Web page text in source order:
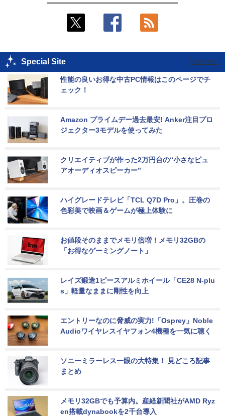
Special Site
性能の良いお得な中古PC情報はこのページでチ
ェック！
Amazon プライムデー過去最安! Anker注目プロ
ジェクター3モデルを使ってみた
クリエイティブが作った2万円台の“小さなピュ
アオーディオスピーカー”
ハイグレードテレビ「TCL Q7D Pro」。圧巻の
色彩美で映画＆ゲームが極上体験に
お値段そのままでメモリ倍増！メモリ32GBの
「お得なゲーミングノート」
レイズ鍛造1ピースアルミホイール「CE28 N-plu
s」軽量なままに剛性を向上
エントリーなのに脅威の実力!「Osprey」Noble
Audioワイヤレスイヤフォン4機種を一気に聴く
ソニーミラーレス一眼の大特集！ 見どころ記事
まとめ
メモリ32GBでも予算内。産経新聞社がAMD Ryz
en搭載dynabookを2千台導入